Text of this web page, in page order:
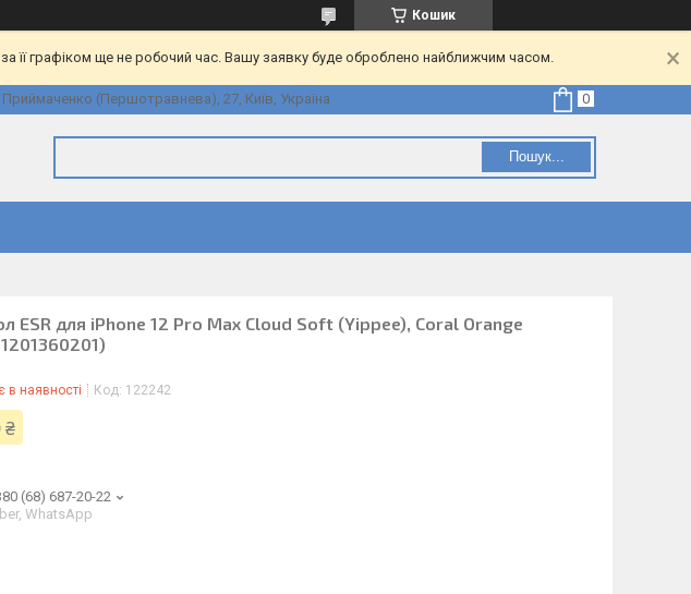
Кошик
її графіком ще не робочий час. Вашу заявку буде оброблено найближчим часом.
Приймаченко (Першотравнева), 27, Київ, Україна
Пошук...
ESR для iPhone 12 Pro Max Cloud Soft (Yippee), Coral Orange
в наявності Код: 122242
₴
(68) 687-20-22
WhatsApp